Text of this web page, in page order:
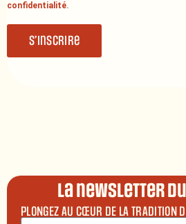
confidentialité.
S’inscrire
La newsletter
PLONGEZ AU CŒUR DE LA TRADITION